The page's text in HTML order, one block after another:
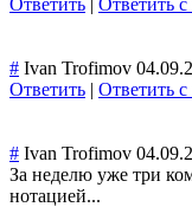
# Ivan Trofimov
Ответить | Ответить с
# Ivan Trofimov
За неделю уже три
нотацией...